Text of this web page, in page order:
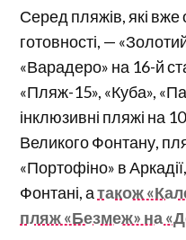
Серед пляжів, які вже
готовності, —
«Варадеро» на 16-й
«Пляж-15», «Куба»,
інклюзивні пляжі на
Великого Фонтану,
«Портофіно» в
Фонтані, атакож
пляж «Безмеж» на